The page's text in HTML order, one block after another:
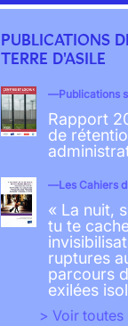
PUBLICATIONS
TERRE D'ASILE
Publications
Rapport
de
Les Cahiers
« La nuit,
tu te
ruptures
parcours
exilées
> Voir